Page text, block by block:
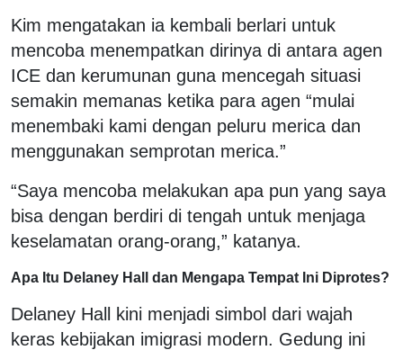
Kim mengatakan ia kembali berlari untuk
mencoba menempatkan dirinya di antara agen
ICE dan kerumunan guna mencegah situasi
semakin memanas ketika para agen “mulai
menembaki kami dengan peluru merica dan
menggunakan semprotan merica.”
“Saya mencoba melakukan apa pun yang saya
bisa dengan berdiri di tengah untuk menjaga
keselamatan orang-orang,” katanya.
Apa Itu Delaney Hall dan Mengapa Tempat Ini Diprotes?
Delaney Hall kini menjadi simbol dari wajah
keras kebijakan imigrasi modern. Gedung ini